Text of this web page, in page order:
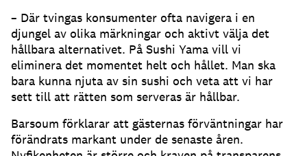
– Där tvingas konsumenter ofta navigera i en
djungel av olika märkningar och aktivt välja det
hållbara alternativet. På Sushi Yama vill vi
eliminera det momentet helt och hållet. Man ska
bara kunna njuta av sin sushi och veta att vi har
sett till att rätten som serveras är hållbar.
Barsoum förklarar att gästernas förväntningar har
förändrats markant under de senaste åren.